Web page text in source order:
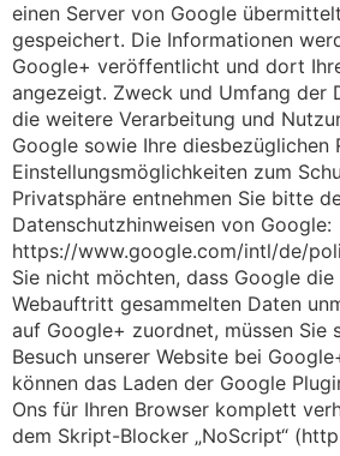
einen Server von Google
gespeichert. Die Informationen
Google+ veröffentlicht und dort
angezeigt. Zweck und Umfang der
die weitere Verarbeitung und
Google sowie Ihre diesbezüglichen
Einstellungsmöglichkeiten zum
Privatsphäre entnehmen Sie bitte
Datenschutzhinweisen von Google:
https://www.google.com/intl/de/
Sie nicht möchten, dass Google die
Webauftritt gesammelten Daten
auf Google+ zuordnet, müssen Sie
Besuch unserer Website bei
können das Laden der Google
Ons für Ihren Browser komplett
dem Skript-Blocker „NoScript“